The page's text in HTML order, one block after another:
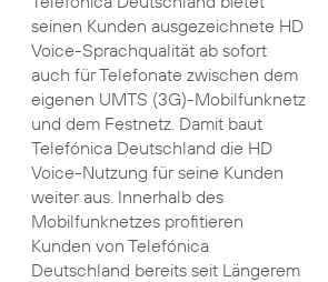
seinen Kunden ausgezeichnete HD
Voice-Sprachqualität ab sofort
auch für Telefonate zwischen dem
eigenen UMTS (3G)-Mobilfunknetz
und dem Festnetz. Damit baut
Telefónica Deutschland die HD
Voice-Nutzung für seine Kunden
weiter aus. Innerhalb des
Mobilfunknetzes profitieren
Kunden von Telefónica
Deutschland bereits seit Längerem